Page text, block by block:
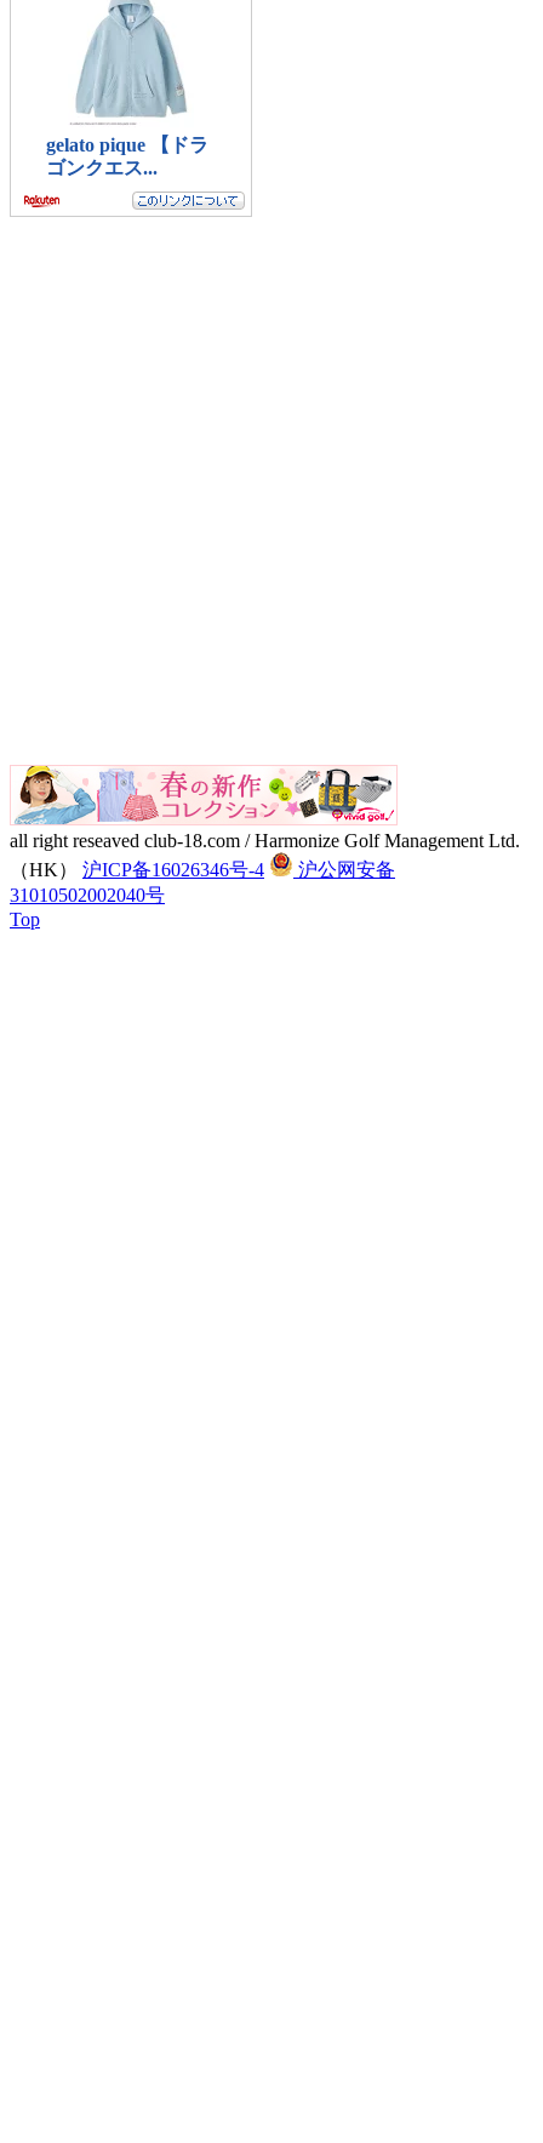
all right reseaved club-18.com / Harmonize Golf Management Ltd.
（HK） 沪ICP备16026346号-4
沪公网安备
31010502002040号
Top